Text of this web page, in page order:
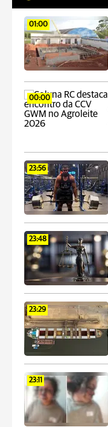
01:00
00:00
23:56
23:48
23:29
23:11